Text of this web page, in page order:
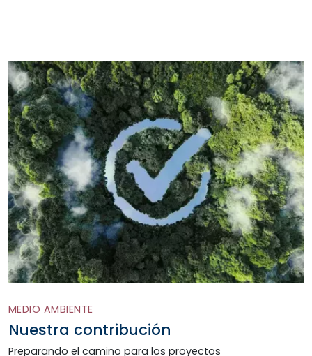
MEDIO AMBIENTE
Nuestra contribución
Preparando el camino para los proyectos